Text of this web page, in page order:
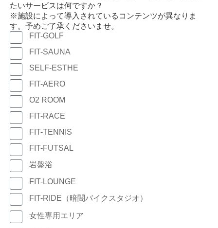
たいサービスは何ですか？
※施設によって導入されているコンテンツが異なりま
す。予めご了承くださいませ。
FIT-GOLF
FIT-SAUNA
SELF-ESTHE
FIT-AERO
O2 ROOM
FIT-RACE
FIT-TENNIS
FIT-FUTSAL
岩盤浴
FIT-LOUNGE
FIT-RIDE（暗闇バイクスタジオ）
女性専用エリア